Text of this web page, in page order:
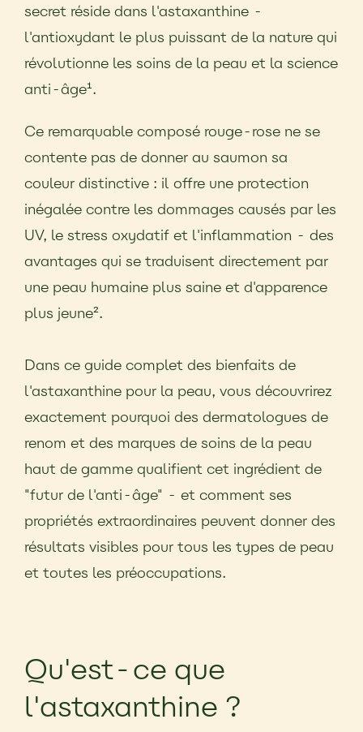
secret réside dans l'astaxanthine -
l'antioxydant le plus puissant de la nature qui
révolutionne les soins de la peau et la science
anti-âge¹.
Ce remarquable composé rouge-rose ne se
contente pas de donner au saumon sa
couleur distinctive : il offre une protection
inégalée contre les dommages causés par les
UV, le stress oxydatif et l'inflammation - des
avantages qui se traduisent directement par
une peau humaine plus saine et d'apparence
plus jeune².
Dans ce guide complet des bienfaits de
l'astaxanthine pour la peau, vous découvrirez
exactement pourquoi des dermatologues de
renom et des marques de soins de la peau
haut de gamme qualifient cet ingrédient de
"futur de l'anti-âge" - et comment ses
propriétés extraordinaires peuvent donner des
résultats visibles pour tous les types de peau
et toutes les préoccupations.
Qu'est-ce que
l'astaxanthine ?